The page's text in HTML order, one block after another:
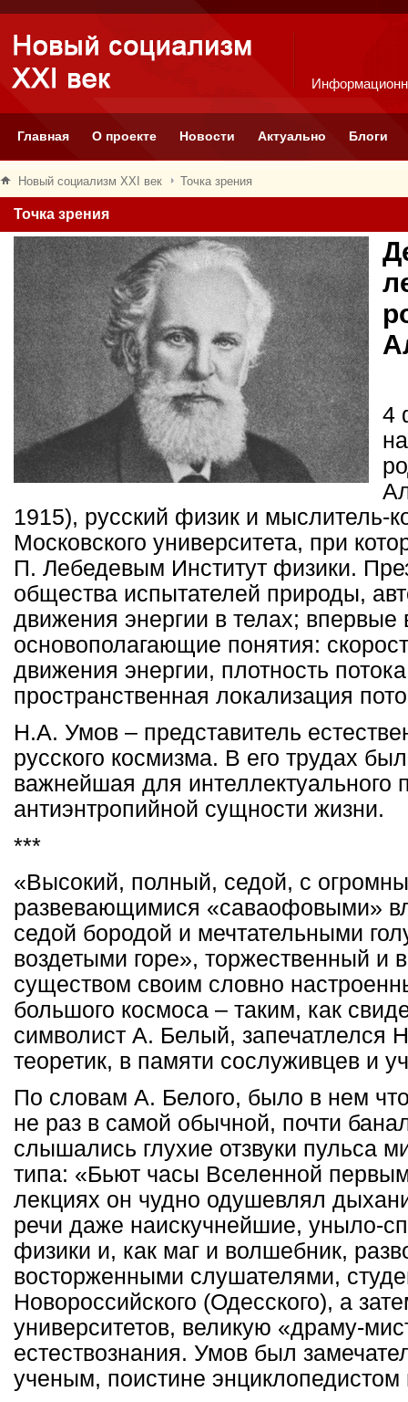
Главная О проекте Новости Актуально Блоги
Новый социализм XXI век Точка зрения
Точка зрения
4
1915), русский физик и мыслитель-
Московского университета, при
П. Лебедевым Институт физики.
общества испытателей природы,
движения энергии в телах; впервые
основополагающие понятия:
движения энергии, плотность
пространственная локализация
Н.А. Умов – представитель
русского космизма. В его трудах
важнейшая для интеллектуального
антиэнтропийной сущности жизни.
***
«Высокий, полный, седой, с
развевающимися «саваофовыми»
седой бородой и мечтательными
воздетыми горе», торжественный и
существом своим словно
большого космоса – таким, как
символист А. Белый, запечатлелся
теоретик, в памяти сослуживцев и
По словам А. Белого, было в нем
не раз в самой обычной, почти
слышались глухие отзвуки пульса
типа: «Бьют часы Вселенной
лекциях он чудно одушевлял
речи даже наискучнейшие, уныло-
физики и, как маг и волшебник,
восторженными слушателями,
Новороссийского (Одесского), а
университетов, великую «драму-
естествознания. Умов был
ученым, поистине энциклопедистом